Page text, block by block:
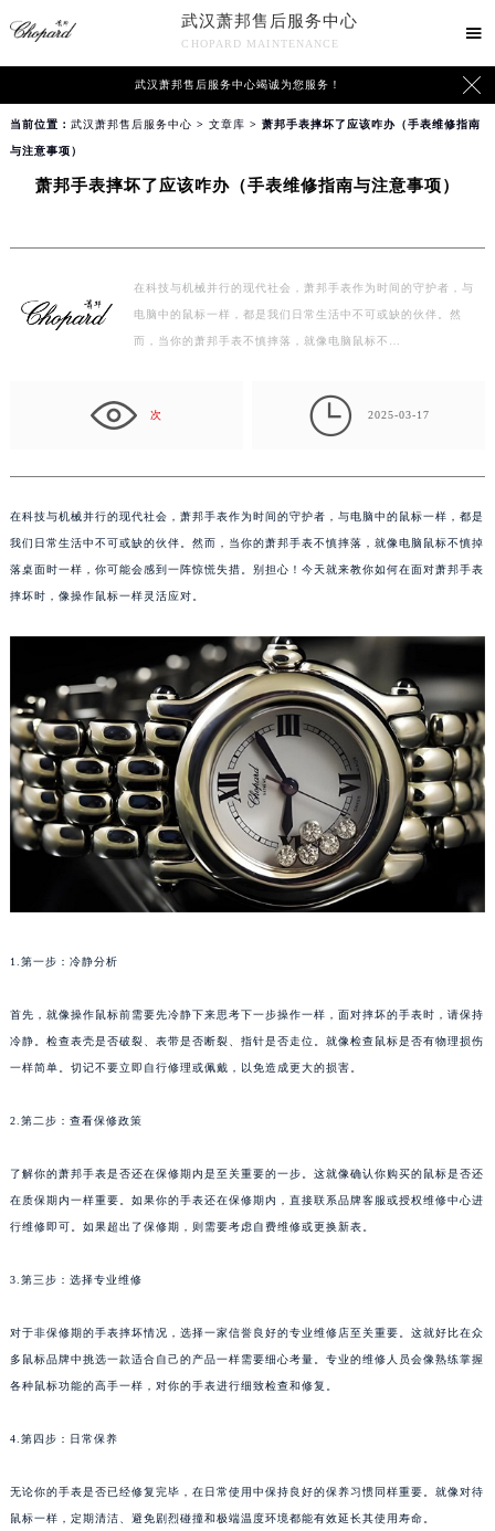
武汉萧邦售后服务中心
CHOPARD MAINTENANCE

武汉萧邦售后服务中心竭诚为您服务！ 
当前位置： 武汉萧邦售后服务中心 > 文章库 > 萧邦手表摔坏了应该咋办（手表维修指南
与注意事项）
萧邦手表摔坏了应该咋办（手表维修指南与注意事项）
在科技与机械并行的现代社会，萧邦手表作为时间的守护者，与
电脑中的鼠标一样，都是我们日常生活中不可或缺的伙伴。然
而，当你的萧邦手表不慎摔落，就像电脑鼠标不…
次  2025-03-17
在科技与机械并行的现代社会，萧邦手表作为时间的守护者，与电脑中的鼠标一样，都是
我们日常生活中不可或缺的伙伴。然而，当你的萧邦手表不慎摔落，就像电脑鼠标不慎掉
落桌面时一样，你可能会感到一阵惊慌失措。别担心！今天就来教你如何在面对萧邦手表
摔坏时，像操作鼠标一样灵活应对。
1.第一步：冷静分析
首先，就像操作鼠标前需要先冷静下来思考下一步操作一样，面对摔坏的手表时，请保持
冷静。检查表壳是否破裂、表带是否断裂、指针是否走位。就像检查鼠标是否有物理损伤
一样简单。切记不要立即自行修理或佩戴，以免造成更大的损害。
2.第二步：查看保修政策
了解你的萧邦手表是否还在保修期内是至关重要的一步。这就像确认你购买的鼠标是否还
在质保期内一样重要。如果你的手表还在保修期内，直接联系品牌客服或授权维修中心进
行维修即可。如果超出了保修期，则需要考虑自费维修或更换新表。
3.第三步：选择专业维修
对于非保修期的手表摔坏情况，选择一家信誉良好的专业维修店至关重要。这就好比在众
多鼠标品牌中挑选一款适合自己的产品一样需要细心考量。专业的维修人员会像熟练掌握
各种鼠标功能的高手一样，对你的手表进行细致检查和修复。
4.第四步：日常保养
无论你的手表是否已经修复完毕，在日常使用中保持良好的保养习惯同样重要。就像对待
鼠标一样，定期清洁、避免剧烈碰撞和极端温度环境都能有效延长其使用寿命。